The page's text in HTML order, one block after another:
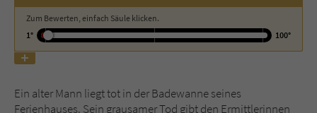
Zum Bewerten, einfach Säule klicken.
1°
100°
Ein alter Mann liegt tot in der Badewanne seines
Ferienhauses. Sein grausamer Tod gibt den Ermittlerinnen
Name tx_pwcomments_ahash
Anbieter
Laufzeit 1 Jahr